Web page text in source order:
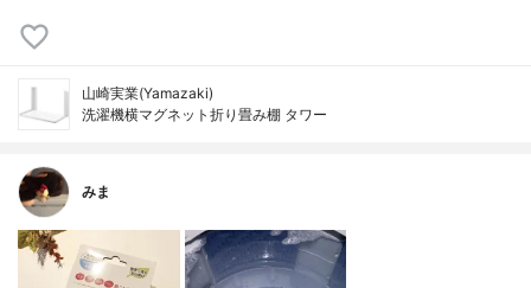
山崎実業(Yamazaki)
洗濯機横マグネット折り畳み棚 タワー
みま